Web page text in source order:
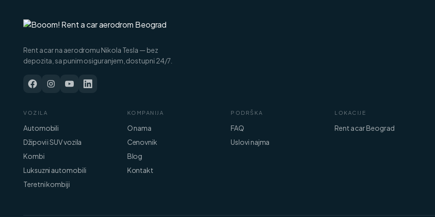
Rent a car na aerodromu Nikola Tesla — bez
depozita, sa punim osiguranjem, dostupni 24/7.
VOZILA
Automobili
Džipovi i SUV vozila
Kombi
Luksuzni automobili
Teretni kombiji
KOMPANIJA
O nama
Cenovnik
Blog
Kontakt
PODRŠKA
FAQ
Uslovi najma
LOKACIJE
Rent a car Beograd